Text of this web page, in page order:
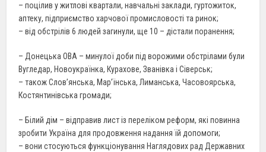
– поцілив у житлові квартали, навчальні заклади, гуртожиток,
аптеку, підприємство харчової промисловості та ринок;
– від обстрілів 6 людей загинули, ще 10 – дістали поранення;
– Донецька ОВА – минулої доби під ворожими обстрілами були
Вугледар, Новоукраїнка, Курахове, Званівка і Сіверськ;
– також Слов’янська, Мар’їнська, Лиманська, Часовоярська,
Костянтинівська громади;
– Білий дім – відправив лист із переліком реформ, які повинна
зробити Україна для продовження надання їй допомоги;
– вони стосуються функціонування Наглядових рад Державних